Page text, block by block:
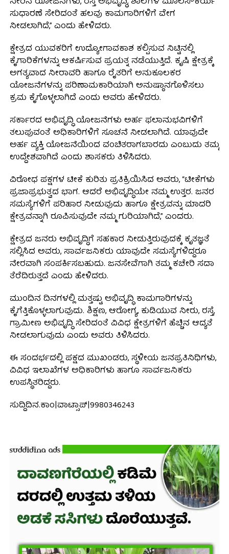
ಸುಧಾರಣೆ ಸೇರಿದಂತೆ ಹಲವು ಕಾಮಗಾರಿಗಳಿಗೆ ವೇಗ
ನೀಡಲಾಗಿದೆ,” ಎಂದು ಹೇಳಿದರು.
ಕ್ಷೇತ್ರದ ಯುವಕರಿಗೆ ಉದ್ಯೋಗಾವಕಾಶ ಕಲ್ಪಿಸುವ ನಿಟ್ಟಿನಲ್ಲಿ
ಕೈಗಾರಿಕೆಗಳನ್ನು ಆಕರ್ಷಿಸುವ ಪ್ರಯತ್ನ ನಡೆಯುತ್ತಿದೆ. ಕೃಷಿ ಕ್ಷೇತ್ರಕ್ಕೆ
ಅಗತ್ಯವಾದ ನೀರಾವರಿ ಹಾಗೂ ರೈತರಿಗೆ ಅನುಕೂಲಕರ
ಯೋಜನೆಗಳನ್ನು ಪರಿಣಾಮಕಾರಿಯಾಗಿ ಅನುಷ್ಠಾನಗೊಳಿಸಲು
ಕ್ರಮ ಕೈಗೊಳ್ಳಲಾಗಿದೆ ಎಂದು ಅವರು ಹೇಳಿದರು.
ಸರ್ಕಾರದ ಅಭಿವೃದ್ಧಿ ಯೋಜನೆಗಳು ಅರ್ಹ ಫಲಾನುಭವಿಗಳಿಗೆ
ತಲುಪುವಂತೆ ಅಧಿಕಾರಿಗಳಿಗೆ ಸೂಚನೆ ನೀಡಲಾಗಿದೆ. ಯಾವುದೇ
ಅರ್ಹ ವ್ಯಕ್ತಿ ಯೋಜನೆಯಿಂದ ವಂಚಿತರಾಗಬಾರದು ಎಂಬುದು ತಮ್ಮ
ಉದ್ದೇಶವಾಗಿದೆ ಎಂದು ಶಾಸಕರು ತಿಳಿಸಿದರು.
ವಿರೋಧ ಪಕ್ಷಗಳ ಟೀಕೆ ಕುರಿತು ಪ್ರತಿಕ್ರಿಯಿಸಿದ ಅವರು, “ಟೀಕೆಗಳು
ಪ್ರಜಾಪ್ರಭುತ್ವದ ಭಾಗ. ಆದರೆ ಅಭಿವೃದ್ಧಿಯೇ ನಮ್ಮ ಉತ್ತರ. ಜನರ
ಸಮಸ್ಯೆಗಳಿಗೆ ಪರಿಹಾರ ನೀಡುವುದು ಹಾಗೂ ಕ್ಷೇತ್ರವನ್ನು ಮಾದರಿ
ಕ್ಷೇತ್ರವನ್ನಾಗಿ ರೂಪಿಸುವುದೇ ನಮ್ಮ ಗುರಿಯಾಗಿದೆ,” ಎಂದರು.
ಕ್ಷೇತ್ರದ ಜನರು ಅಭಿವೃದ್ಧಿಗೆ ಸಹಕಾರ ನೀಡುತ್ತಿರುವುದಕ್ಕೆ ಕೃತಜ್ಞತೆ
ಸಲ್ಲಿಸಿದ ಅವರು, ಸಾರ್ವಜನಿಕರು ಯಾವುದೇ ಸಮಸ್ಯೆಗಳಿದ್ದರೂ
ನೇರವಾಗಿ ಸಂಪರ್ಕಿಸಬಹುದು. ಜನಸೇವೆಗಾಗಿ ತಮ್ಮ ಕಚೇರಿ ಸದಾ
ತೆರೆದಿರುತ್ತದೆ ಎಂದು ಹೇಳಿದರು.
ಮುಂದಿನ ದಿನಗಳಲ್ಲಿ ಮತ್ತಷ್ಟು ಅಭಿವೃದ್ಧಿ ಕಾಮಗಾರಿಗಳನ್ನು
ಕೈಗೆತ್ತಿಕೊಳ್ಳಲಾಗುವುದು. ಶಿಕ್ಷಣ, ಆರೋಗ್ಯ, ಕುಡಿಯುವ ನೀರು, ರಸ್ತೆ,
ಗ್ರಾಮೀಣ ಅಭಿವೃದ್ಧಿ ಸೇರಿದಂತೆ ವಿವಿಧ ಕ್ಷೇತ್ರಗಳಿಗೆ ಹೆಚ್ಚಿನ ಆದ್ಯತೆ
ನೀಡಲಾಗುವುದು ಎಂದು ಅವರು ತಿಳಿಸಿದರು.
ಈ ಸಂದರ್ಭದಲ್ಲಿ ಪಕ್ಷದ ಮುಖಂಡರು, ಸ್ಥಳೀಯ ಜನಪ್ರತಿನಿಧಿಗಳು,
ವಿವಿಧ ಇಲಾಖೆಗಳ ಅಧಿಕಾರಿಗಳು ಹಾಗೂ ಸಾರ್ವಜನಿಕರು
ಉಪಸ್ಥಿತರಿದ್ದರು.
ಸುದ್ದಿದಿನ.ಕಾಂ|ವಾಟ್ಸಾಪ್|9980346243